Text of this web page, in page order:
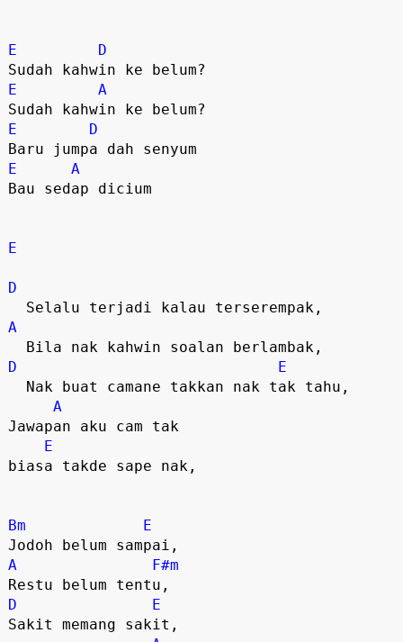
E
D
E
A
E
D
E
A
Bau sedap dicium
E
D
A
D
E
A
Jawapan aku cam tak
E
biasa takde sape nak,
Bm
E
A
F#m
D
E
Sakit memang sakit,